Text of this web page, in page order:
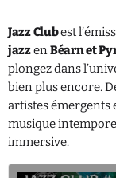
TITRES
PODCASTS
ACTUALITÉS
QUI SOMMES
Jazz Clubest
jazzenBéarn et
plongez dans
bien plus encore.
artistes émergents
musique
immersive.